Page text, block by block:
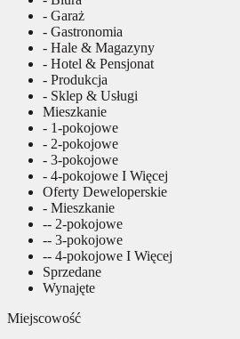
- Garaż
- Gastronomia
- Hale & Magazyny
- Hotel & Pensjonat
- Produkcja
- Sklep & Usługi
Mieszkanie
- 1-pokojowe
- 2-pokojowe
- 3-pokojowe
- 4-pokojowe I Więcej
Oferty Deweloperskie
- Mieszkanie
-- 2-pokojowe
-- 3-pokojowe
-- 4-pokojowe I Więcej
Sprzedane
Wynajęte
Miejscowość